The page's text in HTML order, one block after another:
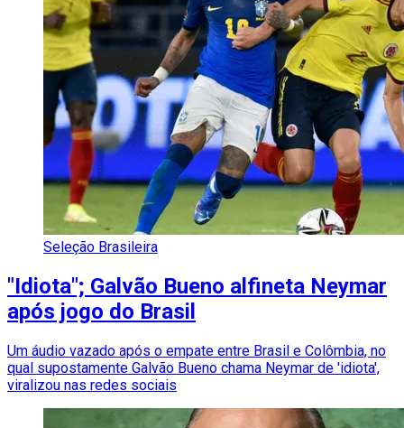
Seleção Brasileira
"Idiota"; Galvão Bueno alfineta Neymar
após jogo do Brasil
Um áudio vazado após o empate entre Brasil e Colômbia, no
qual supostamente Galvão Bueno chama Neymar de 'idiota',
viralizou nas redes sociais